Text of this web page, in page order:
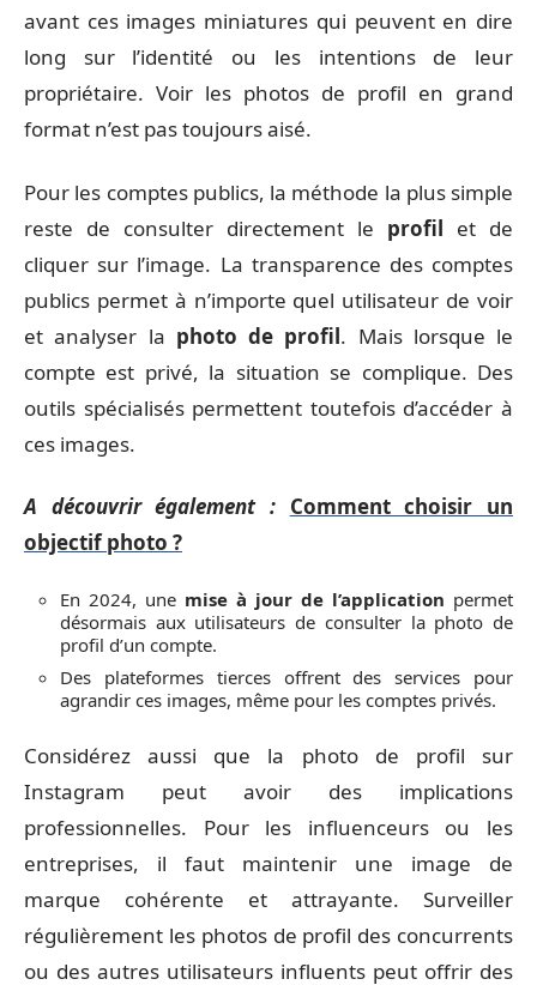
avant ces images miniatures qui peuvent en dire
long sur l’identité ou les intentions de leur
propriétaire. Voir les photos de profil en grand
format n’est pas toujours aisé.
Pour les comptes publics, la méthode la plus simple
reste de consulter directement le profil et de
cliquer sur l’image. La transparence des comptes
publics permet à n’importe quel utilisateur de voir
et analyser la photo de profil. Mais lorsque le
compte est privé, la situation se complique. Des
outils spécialisés permettent toutefois d’accéder à
ces images.
A découvrir également : Comment choisir un
objectif photo ?
En 2024, une mise à jour de l’application permet
désormais aux utilisateurs de consulter la photo de
profil d’un compte.
Des plateformes tierces offrent des services pour
agrandir ces images, même pour les comptes privés.
Considérez aussi que la photo de profil sur
Instagram peut avoir des implications
professionnelles. Pour les influenceurs ou les
entreprises, il faut maintenir une image de
marque cohérente et attrayante. Surveiller
régulièrement les photos de profil des concurrents
ou des autres utilisateurs influents peut offrir des